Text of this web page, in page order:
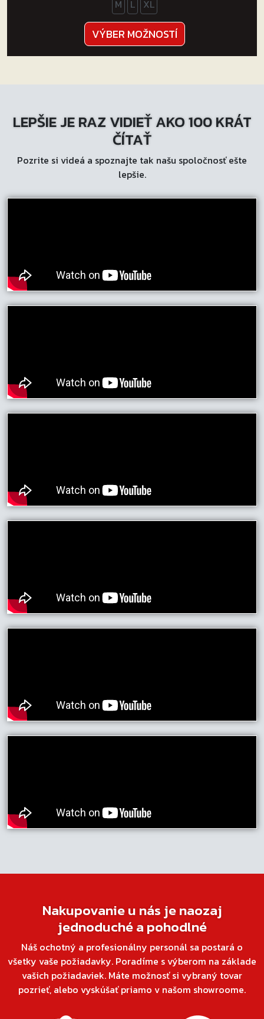
M L XL
VÝBER MOŽNOSTÍ
produkt
má
si
môžete
na
LEPŠIE JE RAZ VIDIEŤ AKO 100 KRÁT
ČÍTAŤ
Pozrite si videá a spoznajte tak našu spoločnosť ešte
lepšie.
Nakupovanie u nás je naozaj
jednoduché a pohodlné
Náš ochotný a profesionálny personál sa postará o
všetky vaše požiadavky. Poradíme s výberom na základe
vašich požiadaviek. Máte možnosť si vybraný tovar
pozrieť, alebo vyskúšať priamo v našom showroome.